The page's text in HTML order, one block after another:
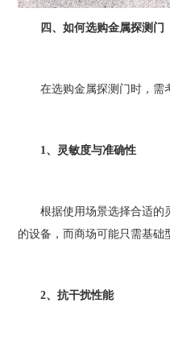
四、如何选购金属探测门
在选购金属探测门时，需
1、灵敏度与准确性
根据使用场景选择合适的
的设备，而商场可能只需基础
2、抗干扰性能